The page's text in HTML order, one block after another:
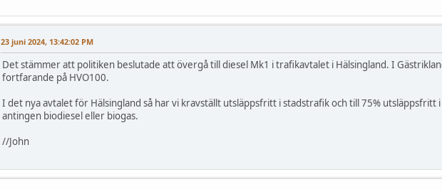
23 juni 2024, 13:42:02 PM
Det stämmer att politiken beslutade att övergå till diesel Mk1 i trafikavtalet i Hälsingland. I
fortfarande på HVO100.
I det nya avtalet för Hälsingland så har vi kravställt utsläppsfritt i stadstrafik och till 75%
antingen biodiesel eller biogas.
//John